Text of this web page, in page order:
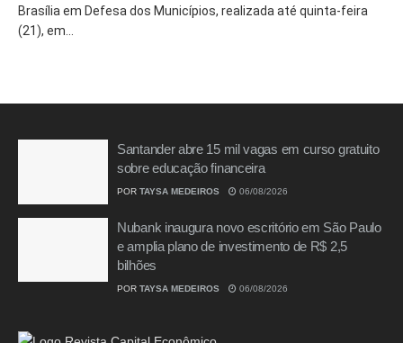
Brasília em Defesa dos Municípios, realizada até quinta-feira
(21), em...
Santander abre 15 mil vagas em curso gratuito
sobre educação financeira
POR TAYSA MEDEIROS 06/08/2026
Nubank inaugura novo escritório em São Paulo
e amplia plano de investimento de R$ 2,5
bilhões
POR TAYSA MEDEIROS 06/08/2026